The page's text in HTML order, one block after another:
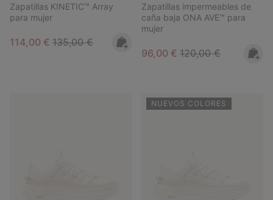
Zapatillas KINETIC™ Array
para mujer
Sale price:
114,00 € Regular price:
135,00 €
Zapatillas impermeables de
caña baja ONA AVE™ para
mujer
Sale price:
96,00 € Regular price:
120,00 €
NUEVOS COLORES